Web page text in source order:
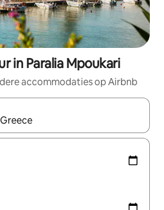
in Paralia Mpoukari
accommodaties op Airbnb
beschikbaar zijn, maak je een keuze